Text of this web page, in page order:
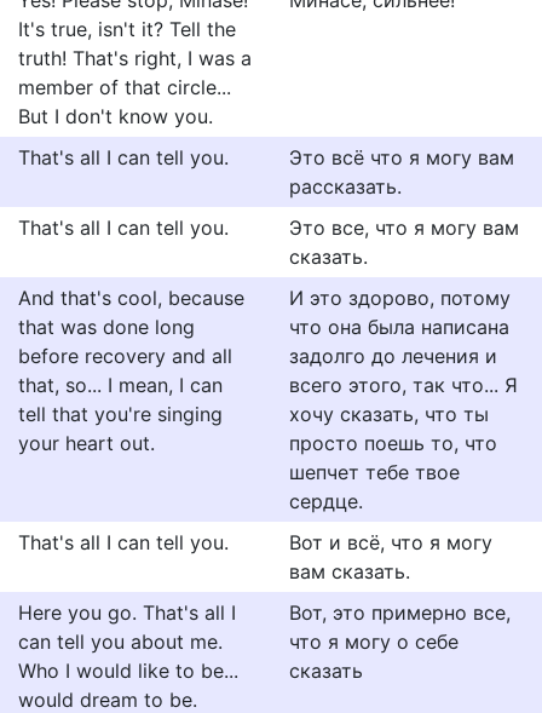
It's true, isn't it? Tell the
truth! That's right, I was a
member of that circle...
But I don't know you.
That's all I can tell you.
Это всё что я могу вам
рассказать.
That's all I can tell you.
Это все, что я могу вам
сказать.
And that's cool, because
that was done long
before recovery and all
that, so... I mean, I can
tell that you're singing
your heart out.
И это здорово, потому
что она была написана
задолго до лечения и
всего этого, так что... Я
хочу сказать, что ты
просто поешь то, что
шепчет тебе твое
сердце.
That's all I can tell you.
Вот и всё, что я могу
вам сказать.
Here you go. That's all I
can tell you about me.
Who I would like to be...
would dream to be.
Вот, это примерно все,
что я могу о себе
сказать